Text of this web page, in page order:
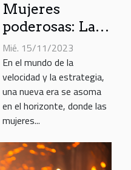
Mujeres
poderosas: Las
protagonistas
del próximo
Gran Premio
Mié. 15/11/2023
En el mundo de la
velocidad y la estrategia,
una nueva era se asoma
en el horizonte, donde las
mujeres...